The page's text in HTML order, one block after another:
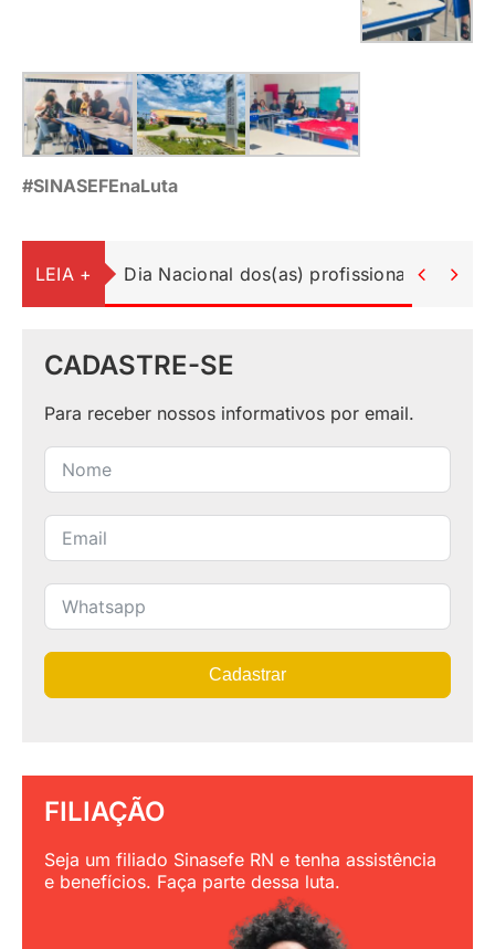
#SINASEFEnaLuta
LEIA + Dia Nacional dos(as) profissionais da
 
CADASTRE-SE
Para receber nossos informativos por email.
Cadastrar
FILIAÇÃO
Seja um filiado Sinasefe RN e tenha assistência
e benefícios. Faça parte dessa luta.